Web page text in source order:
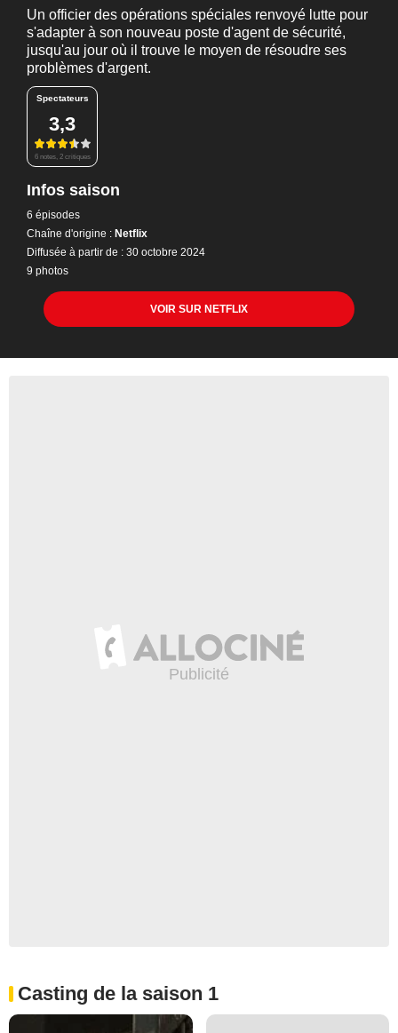
Un officier des opérations spéciales renvoyé lutte pour
s'adapter à son nouveau poste d'agent de sécurité,
jusqu'au jour où il trouve le moyen de résoudre ses
problèmes d'argent.
Spectateurs
3,3
6 notes, 2 critiques
Infos saison
6 épisodes
Chaîne d'origine : Netflix
Diffusée à partir de : 30 octobre 2024
9 photos
VOIR SUR NETFLIX
Casting de la saison 1